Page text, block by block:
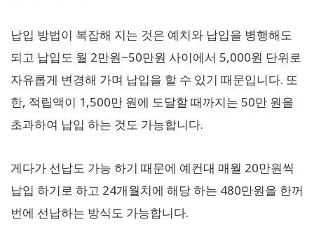
납입 방법이 복잡해 지는 것은 예치와 납입을 병행해도
되고 납입도 월 2만원~50만원 사이에서 5,000원 단위로
자유롭게 변경해 가며 납입을 할 수 있기 때문입니다. 또
한, 적립액이 1,500만 원에 도달할 때까지는 50만 원을
초과하여 납입 하는 것도 가능합니다.
게다가 선납도 가능 하기 때문에 예컨대 매월 20만원씩
납입 하기로 하고 24개월치에 해당 하는 480만원을 한꺼
번에 선납하는 방식도 가능합니다.